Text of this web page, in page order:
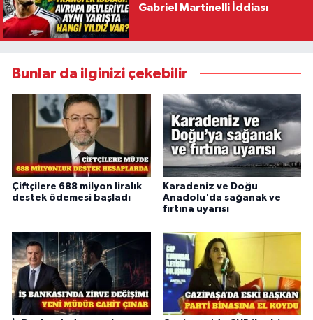
Gabriel Martinelli İddiası
Bunlar da ilginizi çekebilir
Çiftçilere 688 milyon liralık
destek ödemesi başladı
Karadeniz ve Doğu
Anadolu'da sağanak ve
fırtına uyarısı